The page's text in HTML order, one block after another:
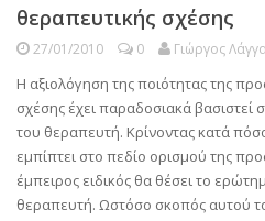
θεραπευτικής σχέσης
27/01/2010 0 Γιώργος
Η αξιολόγηση της ποιότητας της
σχέσης έχει παραδοσιακά βασιστεί
του θεραπευτή. Κρίνοντας κατά
εμπίπτει στο πεδίο ορισμού της
έμπειρος ειδικός θα θέσει το
θεραπευτή. Ωστόσο σκοπός αυτού